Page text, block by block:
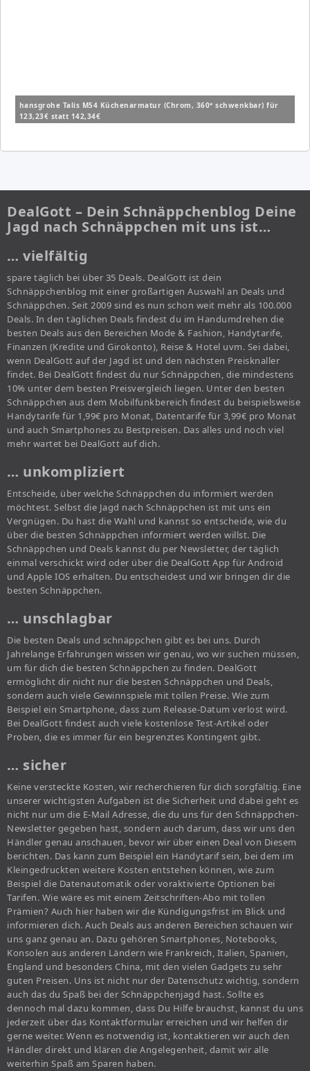
hansgrohe Talis M54 Küchenarmatur (Chrom, 360° schwenkbar) für
123,23€ statt 142,34€
DealGott – Dein Schnäppchenblog Deine
Jagd nach Schnäppchen mit uns ist…
… vielfältig
spare täglich bei über 35 Deals. DealGott ist dein
Schnäppchenblog mit einer großartigen Auswahl an Deals und
Schnäppchen. Seit 2009 sind es nun schon weit mehr als 100.000
Deals. In den täglichen Deals findest du im Handumdrehen die
besten Deals aus den Bereichen Mode & Fashion, Handytarife,
Finanzen (Kredite und Girokonto), Reise & Hotel uvm. Sei dabei,
wenn DealGott auf der Jagd ist und den nächsten Preisknaller
findet. Bei DealGott findest du nur Schnäppchen, die mindestens
10% unter dem besten Preisvergleich liegen. Unter den besten
Schnäppchen aus dem Mobilfunkbereich findest du beispielsweise
Handytarife für 1,99€ pro Monat, Datentarife für 3,99€ pro Monat
und auch Smartphones zu Bestpreisen. Das alles und noch viel
mehr wartet bei DealGott auf dich.
… unkompliziert
Entscheide, über welche Schnäppchen du informiert werden
möchtest. Selbst die Jagd nach Schnäppchen ist mit uns ein
Vergnügen. Du hast die Wahl und kannst so entscheide, wie du
über die besten Schnäppchen informiert werden willst. Die
Schnäppchen und Deals kannst du per Newsletter, der täglich
einmal verschickt wird oder über die DealGott App für Android
und Apple IOS erhalten. Du entscheidest und wir bringen dir die
besten Schnäppchen.
… unschlagbar
Die besten Deals und schnäppchen gibt es bei uns. Durch
Jahrelange Erfahrungen wissen wir genau, wo wir suchen müssen,
um für dich die besten Schnäppchen zu finden. DealGott
ermöglicht dir nicht nur die besten Schnäppchen und Deals,
sondern auch viele Gewinnspiele mit tollen Preise. Wie zum
Beispiel ein Smartphone, dass zum Release-Datum verlost wird.
Bei DealGott findest auch viele kostenlose Test-Artikel oder
Proben, die es immer für ein begrenztes Kontingent gibt.
… sicher
Keine versteckte Kosten, wir recherchieren für dich sorgfältig. Eine
unserer wichtigsten Aufgaben ist die Sicherheit und dabei geht es
nicht nur um die E-Mail Adresse, die du uns für den Schnäppchen-
Newsletter gegeben hast, sondern auch darum, dass wir uns den
Händler genau anschauen, bevor wir über einen Deal von Diesem
berichten. Das kann zum Beispiel ein Handytarif sein, bei dem im
Kleingedruckten weitere Kosten entstehen können, wie zum
Beispiel die Datenautomatik oder voraktivierte Optionen bei
Tarifen. Wie wäre es mit einem Zeitschriften-Abo mit tollen
Prämien? Auch hier haben wir die Kündigungsfrist im Blick und
informieren dich. Auch Deals aus anderen Bereichen schauen wir
uns ganz genau an. Dazu gehören Smartphones, Notebooks,
Konsolen aus anderen Ländern wie Frankreich, Italien, Spanien,
England und besonders China, mit den vielen Gadgets zu sehr
guten Preisen. Uns ist nicht nur der Datenschutz wichtig, sondern
auch das du Spaß bei der Schnäppchenjagd hast. Sollte es
dennoch mal dazu kommen, dass Du Hilfe brauchst, kannst du uns
jederzeit über das Kontaktformular erreichen und wir helfen dir
gerne weiter. Wenn es notwendig ist, kontaktieren wir auch den
Händler direkt und klären die Angelegenheit, damit wir alle
weiterhin Spaß am Sparen haben.